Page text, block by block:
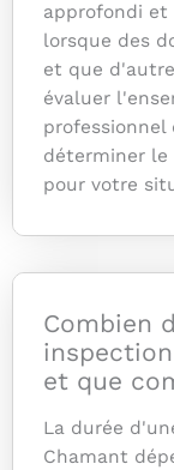
approfondi et
lorsque des
et que
évaluer
déterminer le
pour votre
Combien
et que
La durée
Chamant